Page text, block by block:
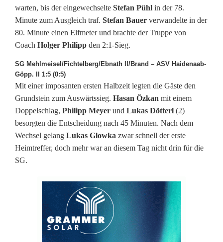
s
c
h
w
e
r
e
r
V
warten, bis der eingewechselte Stefan Pühl in der 78.
Minute zum Ausgleich traf. Stefan Bauer verwandelte in der
80. Minute einen Elfmeter und brachte der Truppe von
Coach Holger Philipp den 2:1-Sieg.
SG Mehlmeisel/Fichtelberg/Ebnath II/Brand – ASV Haidenaab-
Göpp. II 1:5 (0:5)
Mit einer imposanten ersten Halbzeit legten die Gäste den
Grundstein zum Auswärtssieg. Hasan Özkan mit einem
Doppelschlag, Philipp Meyer und Lukas Dötterl (2)
besorgten die Entscheidung nach 45 Minuten. Nach dem
Wechsel gelang Lukas Glowka zwar schnell der erste
Heimtreffer, doch mehr war an diesem Tag nicht drin für die
SG.